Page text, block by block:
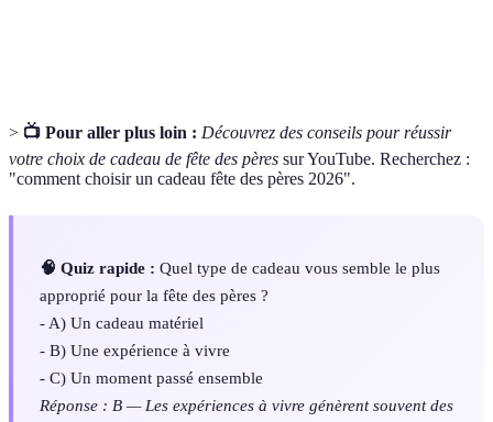
> 📺 Pour aller plus loin : Découvrez des conseils pour réussir
votre choix de cadeau de fête des pères sur YouTube. Recherchez :
"comment choisir un cadeau fête des pères 2026".
🧠 Quiz rapide : Quel type de cadeau vous semble le plus
approprié pour la fête des pères ?
- A) Un cadeau matériel
- B) Une expérience à vivre
- C) Un moment passé ensemble
Réponse : B — Les expériences à vivre génèrent souvent des